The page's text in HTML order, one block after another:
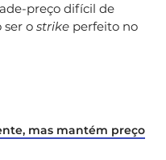
preço difícil de
ser o strike perfeito no
mas mantém preço